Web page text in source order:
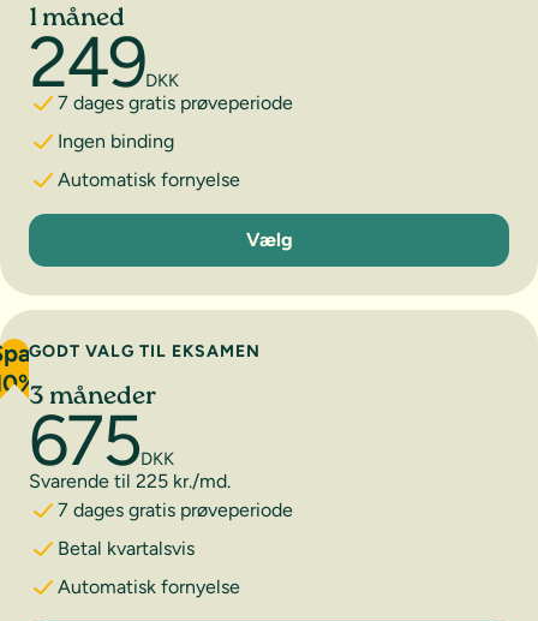
1 måned
249DKK
7 dages gratis prøveperiode
Ingen binding
Automatisk fornyelse
1 måned
Vælg
GODT VALG TIL EKSAMEN
3 måneder
675DKK
Svarende til 225 kr./md.
7 dages gratis prøveperiode
Betal kvartalsvis
Automatisk fornyelse